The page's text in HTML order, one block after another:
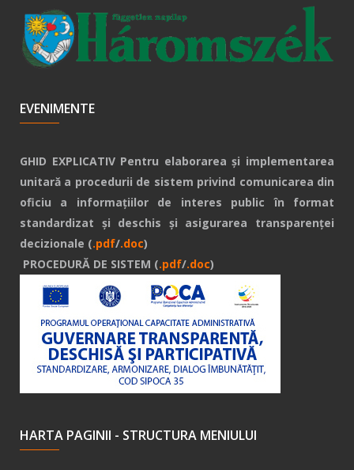
EVENIMENTE
GHID EXPLICATIV Pentru elaborarea și implementarea
unitară a procedurii de sistem privind comunicarea din
oficiu a informațiilor de interes public în format
standardizat și deschis și asigurarea transparenței
decizionale (.pdf/.doc)
PROCEDURĂ DE SISTEM (.pdf/.doc)
HARTA PAGINII - STRUCTURA MENIULUI